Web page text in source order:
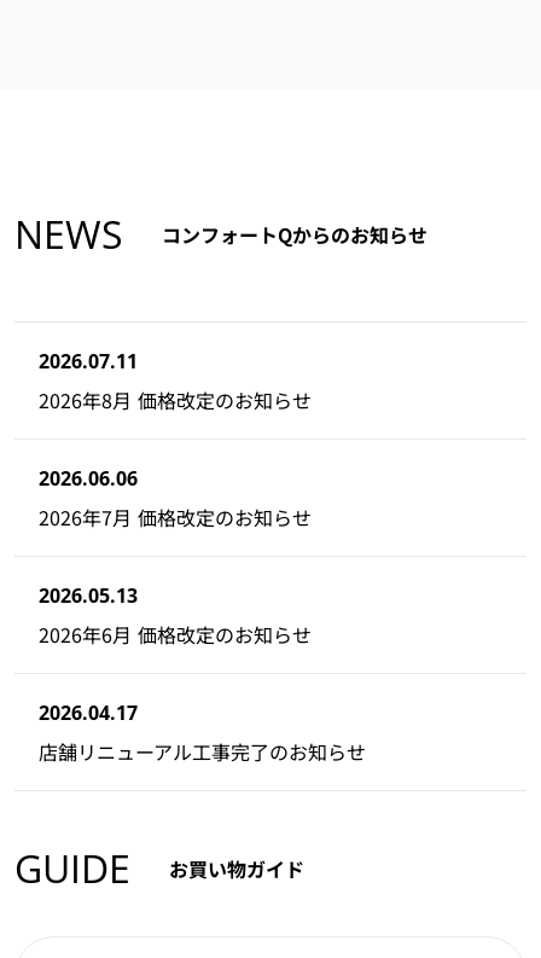
NEWS コンフォートQからのお知らせ
2026.07.11
2026年8月 価格改定のお知らせ
2026.06.06
2026年7月 価格改定のお知らせ
2026.05.13
2026年6月 価格改定のお知らせ
2026.04.17
店舗リニューアル工事完了のお知らせ
GUIDE お買い物ガイド